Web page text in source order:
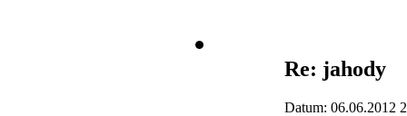
Re: jahody
Datum: 06.06.2012